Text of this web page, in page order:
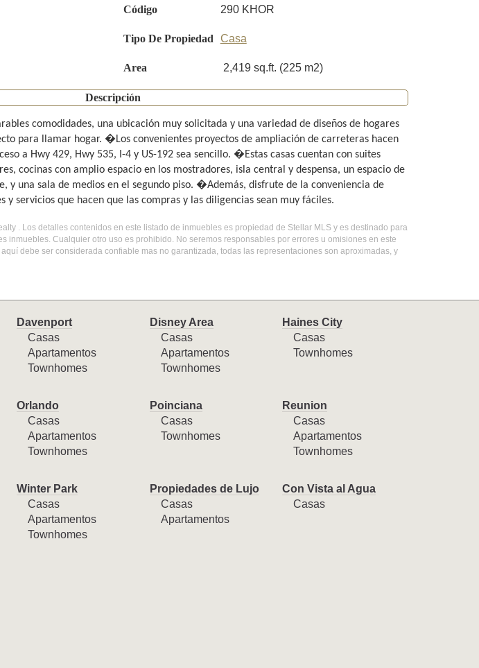
Código 290 KHOR
Tipo De Propiedad Casa
Area 2,419 sq.ft. (225 m2)
Descripción
comodidades, una ubicación muy solicitada y una variedad de diseños de hogares
para llamar hogar. �Los convenientes proyectos de ampliación de carreteras hacen
a Hwy 429, Hwy 535, I-4 y US-192 sea sencillo. �Estas casas cuentan con suites
cocinas con amplio espacio en los mostradores, isla central y despensa, un espacio de
y una sala de medios en el segundo piso. �Además, disfrute de la conveniencia de
y servicios que hacen que las compras y las diligencias sean muy fáciles.
. Los detalles contenidos en este listado de inmuebles es propiedad de Stellar MLS y es destinado para
inmuebles. Cualquier otro uso es prohibido. No seremos responsables por errores u omisiones en este
debe ser considerada confiable mas no garantizada, todas las representaciones son aproximadas, y
Davenport
Casas
Apartamentos
Townhomes
Disney Area
Casas
Apartamentos
Townhomes
Haines City
Casas
Townhomes
Orlando
Casas
Apartamentos
Townhomes
Poinciana
Casas
Townhomes
Reunion
Casas
Apartamentos
Townhomes
Winter Park
Casas
Apartamentos
Townhomes
Propiedades de Lujo
Casas
Apartamentos
Con Vista al Agua
Casas